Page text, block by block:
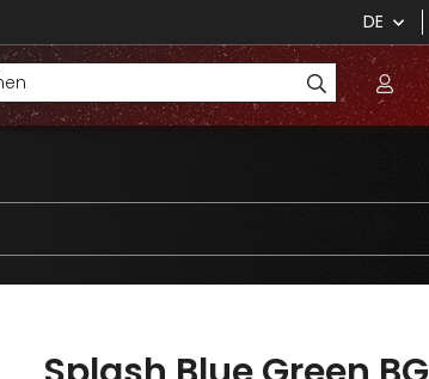
DE